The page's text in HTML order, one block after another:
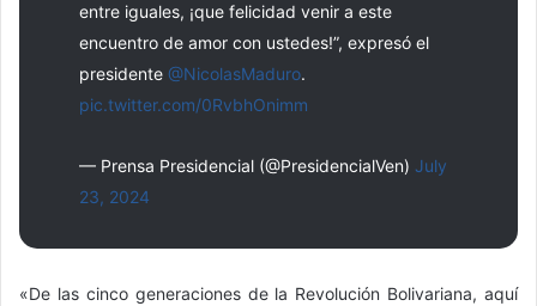
entre iguales, ¡que felicidad venir a este
encuentro de amor con ustedes!”, expresó el
presidente @NicolasMaduro.
pic.twitter.com/0RvbhOnimm
— Prensa Presidencial (@PresidencialVen) July
23, 2024
«De las cinco generaciones de la Revolución Bolivariana, aquí